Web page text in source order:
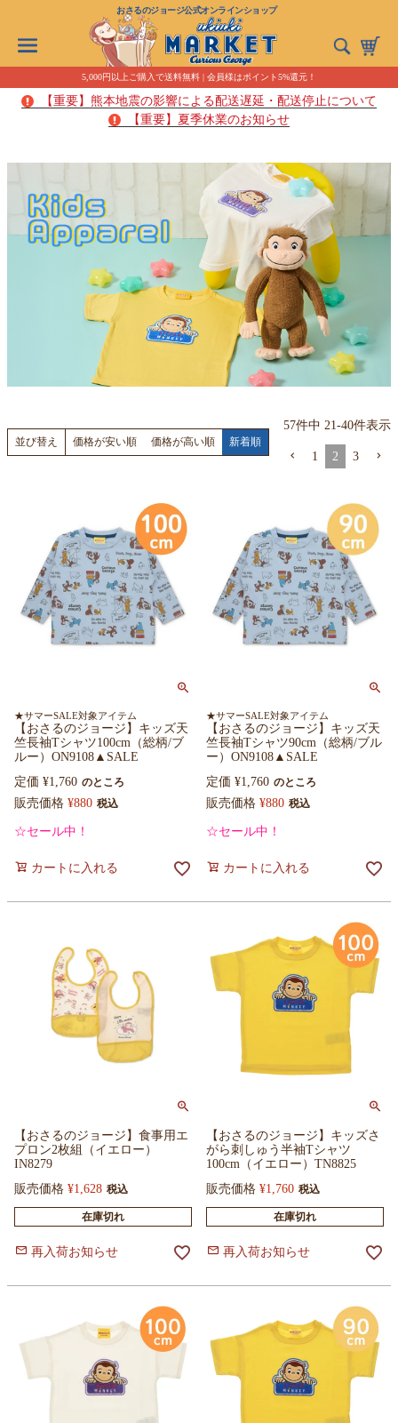
おさるのジョージ公式オンラインショップ
5,000円以上ご購入で送料無料 | 会員様はポイント5%還元！
【重要】熊本地震の影響による配送遅延・配送停止について
【重要】夏季休業のお知らせ
並び替え 価格が安い順 価格が高い順 新着順
57件中 21-40件表示
1 2 3
★サマーSALE対象アイテム
【おさるのジョージ】キッズ天
竺長袖Tシャツ100cm（総柄/ブ
ルー）ON9108▲SALE
定価 ¥1,760 のところ
販売価格 ¥880 税込
☆セール中！
カートに入れる
★サマーSALE対象アイテム
【おさるのジョージ】キッズ天
竺長袖Tシャツ90cm（総柄/ブル
ー）ON9108▲SALE
定価 ¥1,760 のところ
販売価格 ¥880 税込
☆セール中！
カートに入れる
【おさるのジョージ】食事用エ
プロン2枚組（イエロー）
IN8279
販売価格 ¥1,628 税込
在庫切れ
再入荷お知らせ
【おさるのジョージ】キッズさ
がら刺しゅう半袖Tシャツ
100cm（イエロー）TN8825
販売価格 ¥1,760 税込
在庫切れ
再入荷お知らせ